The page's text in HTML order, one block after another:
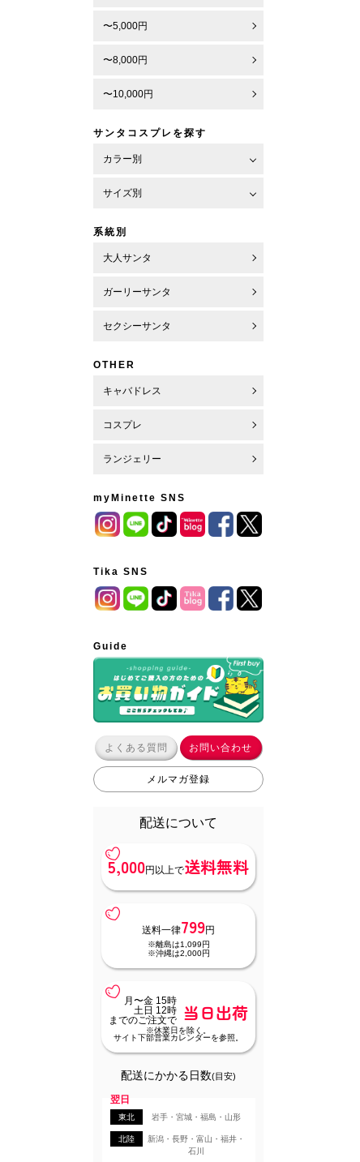
〜5,000円
〜8,000円
〜10,000円
サンタコスプレを探す
カラー別
サイズ別
系統別
大人サンタ
ガーリーサンタ
セクシーサンタ
OTHER
キャバドレス
コスプレ
ランジェリー
myMinette SNS
Tika SNS
Guide
よくある質問 お問い合わせ
メルマガ登録
配送について
5,000円以上で送料無料
送料一律799円
※離島は1,099円
※沖縄は2,000円
月〜金 15時
土日 12時
までのご注文で
当日出荷
※休業日を除く。
サイト下部営業カレンダーを参照。
配送にかかる日数(目安)
翌日
東北 岩手・宮城・福島・山形
北陸
新潟・長野・富山・福井・
石川